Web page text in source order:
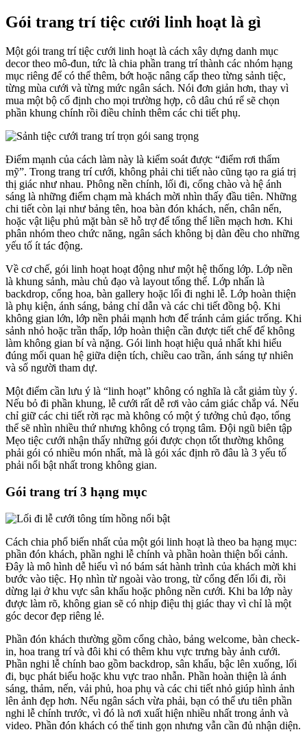
Gói trang trí tiệc cưới linh hoạt là gì
Một gói trang trí tiệc cưới linh hoạt là cách xây dựng danh mục
decor theo mô-đun, tức là chia phần trang trí thành các nhóm hạng
mục riêng để có thể thêm, bớt hoặc nâng cấp theo từng sảnh tiệc,
từng mùa cưới và từng mức ngân sách. Nói đơn giản hơn, thay vì
mua một bộ cố định cho mọi trường hợp, cô dâu chú rể sẽ chọn
phần khung chính rồi điều chỉnh thêm các chi tiết phụ.
Điểm mạnh của cách làm này là kiểm soát được “điểm rơi thẩm
mỹ”. Trong trang trí cưới, không phải chi tiết nào cũng tạo ra giá trị
thị giác như nhau. Phông nền chính, lối đi, cổng chào và hệ ánh
sáng là những điểm chạm mà khách mời nhìn thấy đầu tiên. Những
chi tiết còn lại như bảng tên, hoa bàn đón khách, nến, chân nến,
hoặc vật liệu phủ mặt bàn sẽ hỗ trợ để tổng thể liền mạch hơn. Khi
phân nhóm theo chức năng, ngân sách không bị dàn đều cho những
yếu tố ít tác động.
Về cơ chế, gói linh hoạt hoạt động như một hệ thống lớp. Lớp nền
là khung sảnh, màu chủ đạo và layout tổng thể. Lớp nhấn là
backdrop, cổng hoa, bàn gallery hoặc lối đi nghi lễ. Lớp hoàn thiện
là phụ kiện, ánh sáng, bảng chỉ dẫn và các chi tiết đồng bộ. Khi
không gian lớn, lớp nền phải mạnh hơn để tránh cảm giác trống. Khi
sảnh nhỏ hoặc trần thấp, lớp hoàn thiện cần được tiết chế để không
làm không gian bí và nặng. Gói linh hoạt hiệu quả nhất khi hiểu
đúng mối quan hệ giữa diện tích, chiều cao trần, ánh sáng tự nhiên
và số người tham dự.
Một điểm cần lưu ý là “linh hoạt” không có nghĩa là cắt giảm tùy ý.
Nếu bỏ đi phần khung, lễ cưới rất dễ rơi vào cảm giác chắp vá. Nếu
chỉ giữ các chi tiết rời rạc mà không có một ý tưởng chủ đạo, tổng
thể sẽ nhìn nhiều thứ nhưng không có trọng tâm. Đội ngũ biên tập
Mẹo tiệc cưới nhận thấy những gói được chọn tốt thường không
phải gói có nhiều món nhất, mà là gói xác định rõ đâu là 3 yếu tố
phải nổi bật nhất trong không gian.
Gói trang trí 3 hạng mục
Cách chia phổ biến nhất của một gói linh hoạt là theo ba hạng mục:
phần đón khách, phần nghi lễ chính và phần hoàn thiện bối cảnh.
Đây là mô hình dễ hiểu vì nó bám sát hành trình của khách mời khi
bước vào tiệc. Họ nhìn từ ngoài vào trong, từ cổng đến lối đi, rồi
dừng lại ở khu vực sân khấu hoặc phông nền cưới. Khi ba lớp này
được làm rõ, không gian sẽ có nhịp điệu thị giác thay vì chỉ là một
góc decor đẹp riêng lẻ.
Phần đón khách thường gồm cổng chào, bảng welcome, bàn check-
in, hoa trang trí và đôi khi có thêm khu vực trưng bày ảnh cưới.
Phần nghi lễ chính bao gồm backdrop, sân khấu, bậc lên xuống, lối
đi, bục phát biểu hoặc khu vực trao nhẫn. Phần hoàn thiện là ánh
sáng, thảm, nến, vải phủ, hoa phụ và các chi tiết nhỏ giúp hình ảnh
lên ảnh đẹp hơn. Nếu ngân sách vừa phải, bạn có thể ưu tiên phần
nghi lễ chính trước, vì đó là nơi xuất hiện nhiều nhất trong ảnh và
video. Phần đón khách có thể tinh gọn nhưng vẫn cần đủ nhận diện.